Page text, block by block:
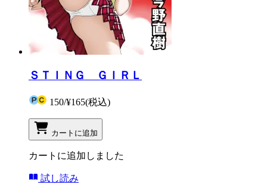
ＳＴＩＮＧ ＧＩＲＬ
150/¥165(税込)
カートに追加
カートに追加しました
試し読み